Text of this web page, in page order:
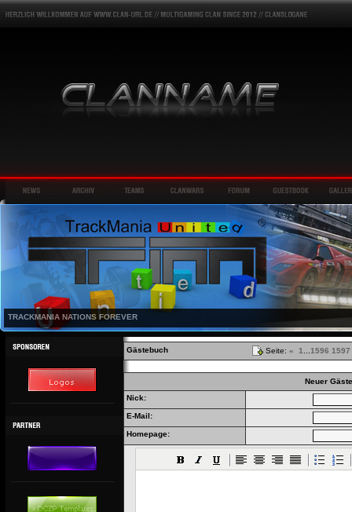
TRACKMANIA NATIONS FOREVER
Gästebuch Seite: « 1 1596 1597
Neuer
Nick:
E-Mail:
Homepage: